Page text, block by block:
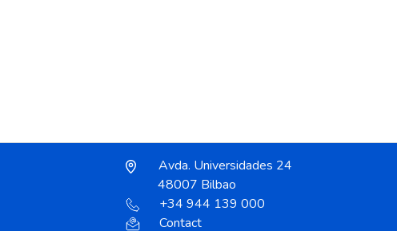
Avda. Universidades 24
48007 Bilbao
+34 944 139 000
Contact